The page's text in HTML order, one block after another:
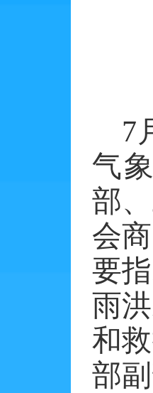
7
气
部
会
要
雨
和
部